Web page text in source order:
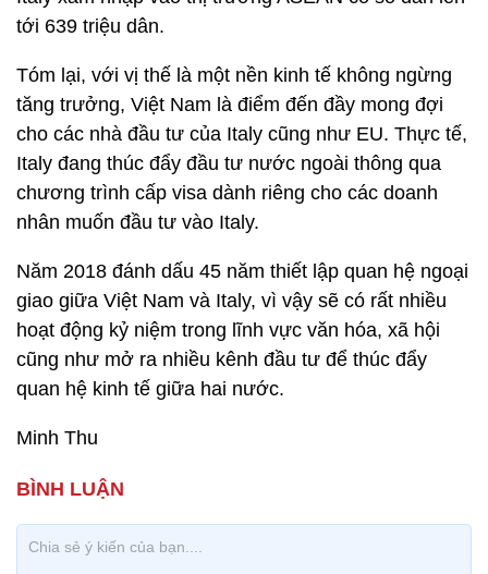
tới 639 triệu dân.
Tóm lại, với vị thế là một nền kinh tế không ngừng
tăng trưởng, Việt Nam là điểm đến đầy mong đợi
cho các nhà đầu tư của Italy cũng như EU. Thực tế,
Italy đang thúc đẩy đầu tư nước ngoài thông qua
chương trình cấp visa dành riêng cho các doanh
nhân muốn đầu tư vào Italy.
Năm 2018 đánh dấu 45 năm thiết lập quan hệ ngoại
giao giữa Việt Nam và Italy, vì vậy sẽ có rất nhiều
hoạt động kỷ niệm trong lĩnh vực văn hóa, xã hội
cũng như mở ra nhiều kênh đầu tư để thúc đẩy
quan hệ kinh tế giữa hai nước.
Minh Thu